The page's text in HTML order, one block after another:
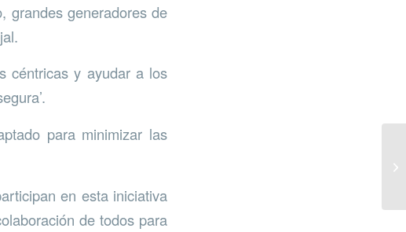
grandes generadores de
céntricas y ayudar a los
para minimizar las
en esta iniciativa
de todos para